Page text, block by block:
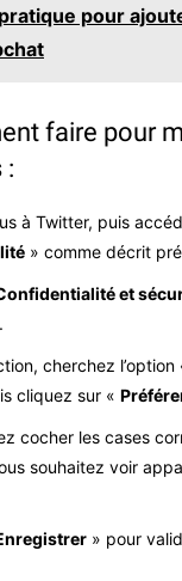
pour
faire pour
:
à Twitter, puis
» comme décrit
et
cherchez l’option
cliquez sur «
cocher les cases
souhaitez voir
» pour